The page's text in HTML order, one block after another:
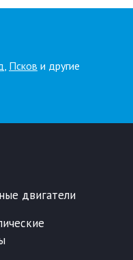
, Псков и другие
двигатели